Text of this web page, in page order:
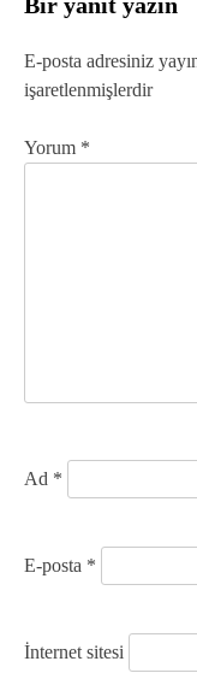
ı
g
e
z
i
E-posta adresiniz
işaretlenmişlerdir
Yorum *
Ad *
E-posta *
İnternet sitesi